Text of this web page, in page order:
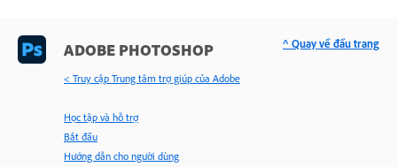
ADOBE PHOTOSHOP
< Truy cập Trung tâm trợ giúp của Adobe
Học tập và hỗ trợ
Bắt đầu
Hướng dẫn cho người dùng
^ Quay về đầu trang